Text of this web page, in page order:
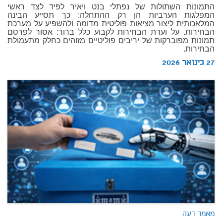
התמונות השתולות של נפתלי בנט ויאיר לפיד לצד ראשי
המפלגות הערביות הן רק ההתחלה: כך תסייע הבינה
המלאכותית ליצור מציאות פוליטית מדומה ולהשפיע על מערכת
הבחירות. על ועדת הבחירות לקבוע כלל ברור: אסור לפרסם
תמונות מפוברקות של יריבים פוליטיים מזוהים כחלק מתעמולת
הבחירות.
27 בינואר 2026
מאמר דעה